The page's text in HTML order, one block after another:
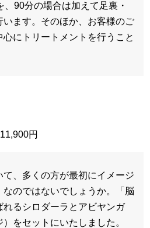
90分の場合は加えて足裏・
ます。そのほか、お客様のご
にトリートメントを行うこと
円
、多くの方が最初にイメージ
のではないでしょうか。「脳
るシロダーラとアビヤンガ
）をセットにいたしました。